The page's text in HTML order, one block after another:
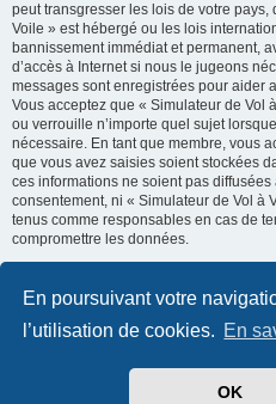
En poursuivant votre
l’utilisation de cookies. En
OK
peut transgresser les lois de votre
Voile » est hébergé ou les lois
bannissement immédiat et permanent,
d’accès à Internet si nous le jugeons
messages sont enregistrées pour aider
Vous acceptez que « Simulateur de Vol
ou verrouille n’importe quel sujet
nécessaire. En tant que membre, vous
que vous avez saisies soient stockées
ces informations ne soient pas
consentement, ni « Simulateur de Vol à
tenus comme responsables en cas de
compromettre les données.
phpBB ®